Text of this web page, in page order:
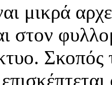
μικρά
στον
Σκοπός